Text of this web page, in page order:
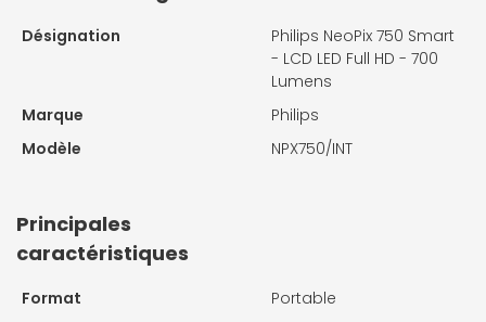
Désignation
Philips NeoPix 750 Smart
- LCD LED Full HD - 700
Lumens
Marque
Philips
Modèle
NPX750/INT
Principales
caractéristiques
Format
Portable